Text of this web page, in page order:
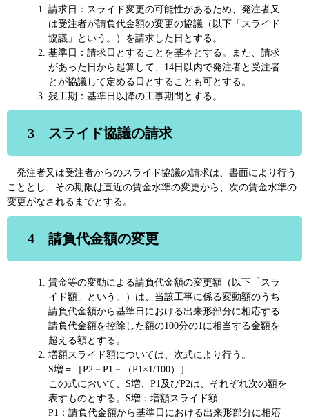
請求日：スライド変更の可能性があるため、発注者又
は受注者が請負代金額の変更の協議（以下「スライド
協議」という。）を請求した日とする。
基準日：請求日とすることを基本とする。また、請求
があった日から起算して、14日以内で発注者と受注者
とが協議して定める日とすることも可とする。
残工期：基準日以降の工事期間とする。
3 スライド協議の請求
発注者又は受注者からのスライド協議の請求は、書面により行う
こととし、その期限は直近の賃金水準の変更から、次の賃金水準の
変更がなされるまでとする。
4 請負代金額の変更
賃金等の変動による請負代金額の変更額（以下「スラ
イド額」という。）は、当該工事に係る変動額のうち
請負代金額から基準日における出来形部分に相応する
請負代金額を控除した額の100分の1に相当する金額を
超える額とする。
増額スライド額については、次式により行う。
S増＝［P2－P1－（P1×1/100）］
この式において、S増、P1及びP2は、それぞれ次の額を
表すものとする。S増：増額スライド額
P1：請負代金額から基準日における出来形部分に相応